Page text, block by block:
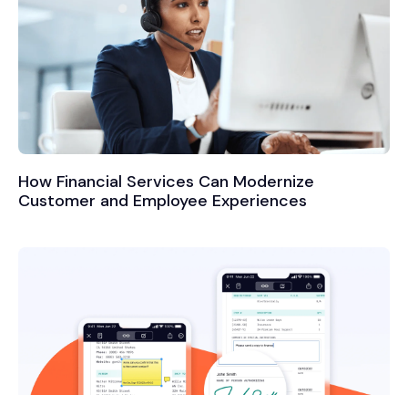
How Financial Services Can Modernize
Customer and Employee Experiences